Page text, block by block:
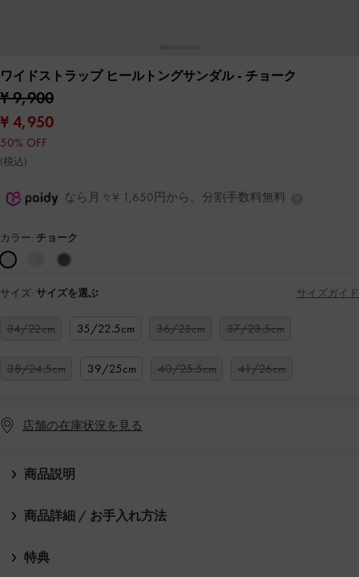
ワイドストラップ ヒールトングサンダル- チョーク
¥ 9,900
¥ 4,950
50% OFF
(税込)
なら月々¥ 1,650円から。分割手数料無料
カラー: チョーク
サイズ: サイズを選ぶ サイズガイド
34/22cm 35/22.5cm 36/23cm 37/23.5cm
38/24.5cm 39/25cm 40/25.5cm 41/26cm
店舗の在庫状況を見る
商品説明
商品詳細 / お手入れ方法
特典